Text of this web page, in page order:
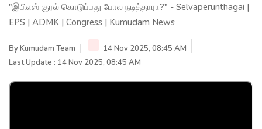
"இபிஎஸ் குரல் கொடுப்பது போல நடித்தாரா?" - Selvaperunthagai |
EPS | ADMK | Congress | Kumudam News
ByKumudam Team
14 Nov 2025, 08:45 AM
Last Update : 14 Nov 2025, 08:45 AM